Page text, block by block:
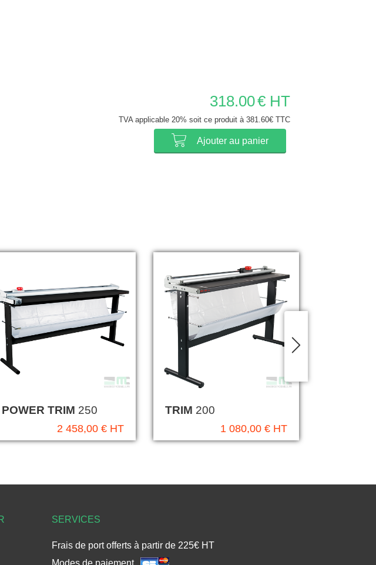
318.00€ HT
TVA applicable 20% soit ce produit à 381.60€ TTC
Ajouter au panier
POWER TRIM 250
2 458,00 € HT
TRIM 200
1 080,00 € HT
SERVICES
Frais de port offerts à partir de 225€ HT